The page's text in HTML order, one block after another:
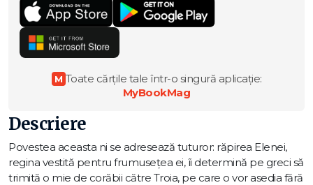
M Toate cărțile tale într-o singură aplicație:
MyBookMag
Descriere
Povestea aceasta ni se adresează tuturor: răpirea Elenei,
regina vestită pentru frumusețea ei, îi determină pe greci să
trimită o mie de corăbii către Troia, pe care o vor asedia fără